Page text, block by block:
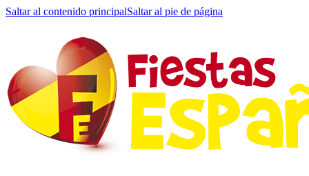
Saltar al contenido principalSaltar al pie de página